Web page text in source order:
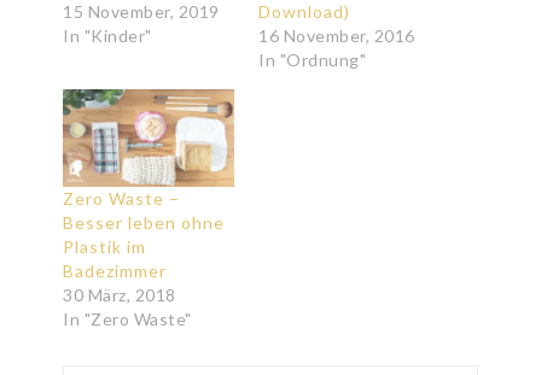
15 November, 2019
In "Kinder"
Download)
16 November, 2016
In "Ordnung"
Zero Waste –
Besser leben ohne
Plastik im
Badezimmer
30 März, 2018
In "Zero Waste"